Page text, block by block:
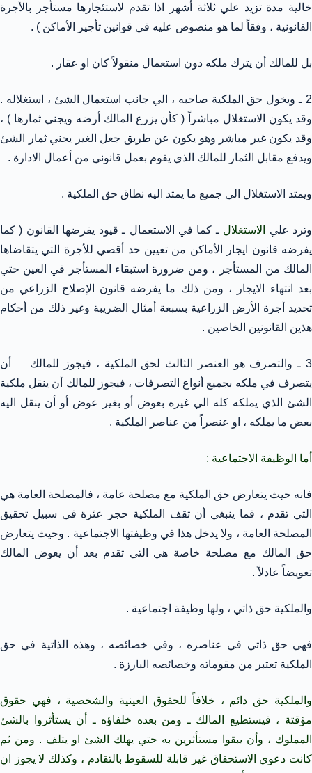
خالية مدة تزيد علي ثلاثة أشهر اذا تقدم لاستئجارها مستأجر بالأجرة
القانونية ، وفقاً لما هو منصوص عليه في قوانين تأجير الأماكن ) .
بل للمالك أن يترك ملكه دون استعمال منقولاً كان او عقار .
2 ـ ويخول حق الملكية صاحبه ، الي جانب استعمال الشئ ، استغلاله .
وقد يكون الاستغلال مباشراً ( كأن يزرع المالك أرضه ويجني ثمارها ) ،
وقد يكون غير مباشر وهو يكون عن طريق جعل الغير يجني ثمار الشئ
ويدفع مقابل الثمار للمالك الذي يقوم بعمل قانوني من أعمال الادارة .
ويمتد الاستغلال الي جميع ما يمتد اليه نطاق حق الملكية .
وترد علي الاستغلال ـ كما في الاستعمال ـ قيود يفرضها القانون ( كما
يفرضه قانون ايجار الأماكن من تعيين حد أقصي للأجرة التي يتقاضاها
المالك من المستأجر ، ومن ضرورة استبقاء المستأجر في العين حتي
بعد انتهاء الايجار ، ومن ذلك ما يفرضه قانون الإصلاح الزراعي من
تحديد أجرة الأرض الزراعية بسبعة أمثال الضريبة وغير ذلك من أحكام
هذين القانونين الخاصين .
3 ـ والتصرف هو العنصر الثالث لحق الملكية ، فيجوز للمالك أن
يتصرف في ملكه بجميع أنواع التصرفات ، فيجوز للمالك أن ينقل ملكية
الشئ الذي يملكه كله الي غيره بعوض أو بغير عوض أو أن ينقل اليه
بعض ما يملكه ، او عنصراً من عناصر الملكية .
أما الوظيفة الاجتماعية :
فانه حيث يتعارض حق الملكية مع مصلحة عامة ، فالمصلحة العامة هي
التي تقدم ، فما ينبغي أن تقف الملكية حجر عثرة في سبيل تحقيق
المصلحة العامة ، ولا يدخل هذا في وظيفتها الاجتماعية . وحيث يتعارض
حق المالك مع مصلحة خاصة هي التي تقدم بعد أن يعوض المالك
تعويضاً عادلاً .
والملكية حق ذاتي ، ولها وظيفة اجتماعية .
فهي حق ذاتي في عناصره ، وفي خصائصه ، وهذه الذاتية في حق
الملكية تعتبر من مقوماته وخصائصه البارزة .
والملكية حق دائم ، خلافاً للحقوق العينية والشخصية ، فهي حقوق
مؤقتة ، فيستطيع المالك ـ ومن بعده خلفاؤه ـ أن يستأثروا بالشئ
المملوك ، وأن يبقوا مستأثرين به حتي يهلك الشئ او يتلف . ومن ثم
كانت دعوي الاستحقاق غير قابلة للسقوط بالتقادم ، وكذلك لا يجوز ان